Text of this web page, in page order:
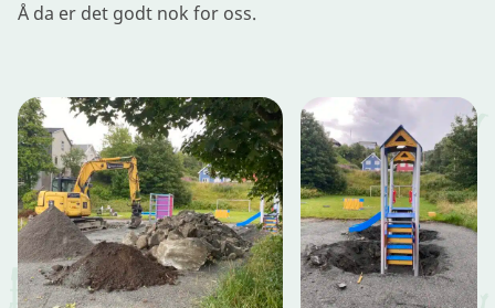
Å da er det godt nok for oss.